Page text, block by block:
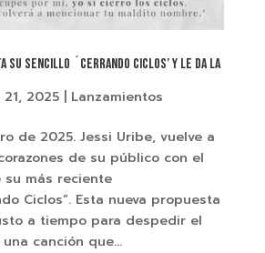
su sencillo ´Cerrando Ciclos’ y le da la
21, 2025| Lanzamientos
de 2025. Jessi Uribe, vuelve a
de su público con el
más reciente
Ciclos”. Esta nueva propuesta
a tiempo para despedir el
canción que...